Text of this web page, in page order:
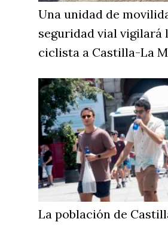
Una unidad de
seguridad vial vigilará
ciclista a Castilla-La
La población de